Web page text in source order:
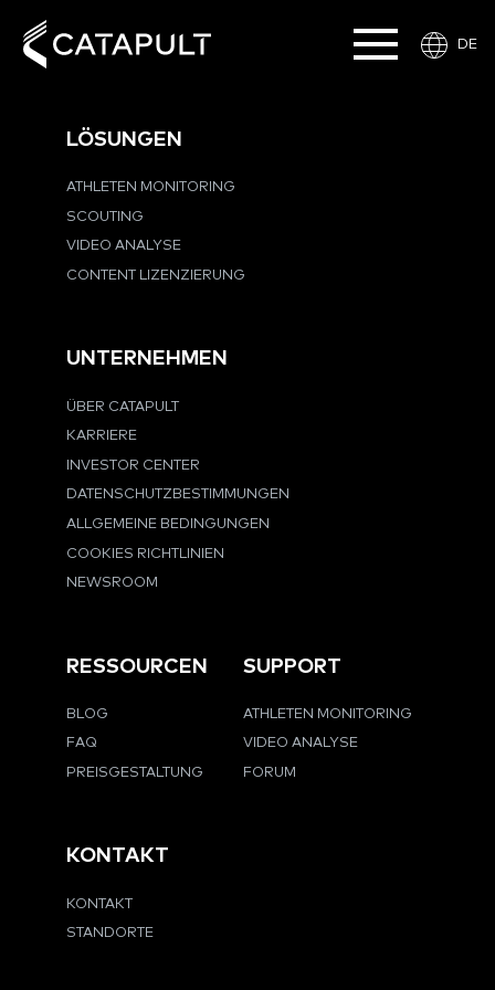
DE
LÖSUNGEN
ATHLETEN MONITORING
SCOUTING
VIDEO ANALYSE
CONTENT LIZENZIERUNG
UNTERNEHMEN
ÜBER CATAPULT
KARRIERE
INVESTOR CENTER
DATENSCHUTZBESTIMMUNGEN
ALLGEMEINE BEDINGUNGEN
COOKIES RICHTLINIEN
NEWSROOM
RESSOURCEN
BLOG
FAQ
PREISGESTALTUNG
SUPPORT
ATHLETEN MONITORING
VIDEO ANALYSE
FORUM
KONTAKT
KONTAKT
STANDORTE